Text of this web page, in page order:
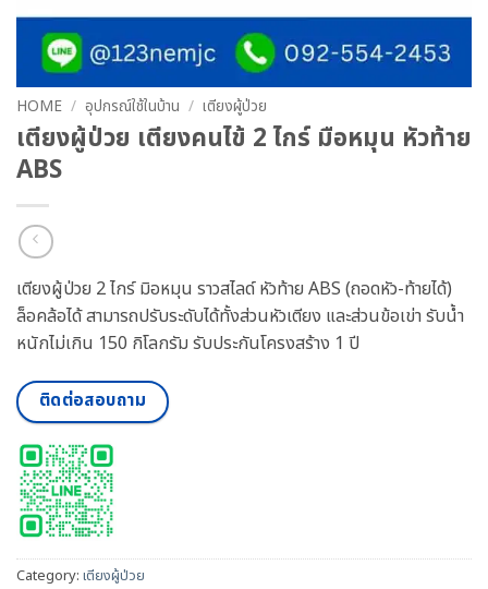
HOME / อุปกรณ์ใช้ในบ้าน / เตียงผู้ป่วย
เตียงผู้ป่วย เตียงคนไข้ 2 ไกร์ มือหมุน หัวท้าย
ABS
เตียงผู้ป่วย 2 ไกร์ มิอหมุน ราวสไลด์ หัวท้าย ABS (ถอดหัว-ท้ายได้)
ล็อคล้อได้ สามารถปรับระดับได้ทั้งส่วนหัวเตียง และส่วนข้อเข่า รับน้ำ
หนักไม่เกิน 150 กิโลกรัม รับประกันโครงสร้าง 1 ปี
ติดต่อสอบถาม
Category: เตียงผู้ป่วย